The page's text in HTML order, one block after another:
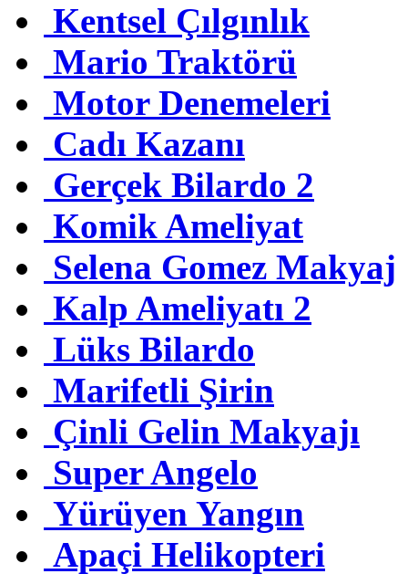
Kentsel Çılgınlık
Mario Traktörü
Motor Denemeleri
Cadı Kazanı
Gerçek Bilardo 2
Komik Ameliyat
Selena Gomez Makyaj
Kalp Ameliyatı 2
Lüks Bilardo
Marifetli Şirin
Çinli Gelin Makyajı
Super Angelo
Yürüyen Yangın
Apaçi Helikopteri